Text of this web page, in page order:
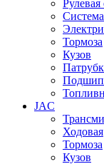
Рулевая
Тормоза
Кузов
JAC
Ходовая
Тормоза
Кузов